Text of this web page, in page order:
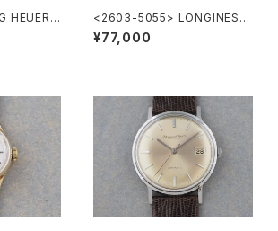
HEUER
<2603-5055> LONGINES F
lagship
¥77,000